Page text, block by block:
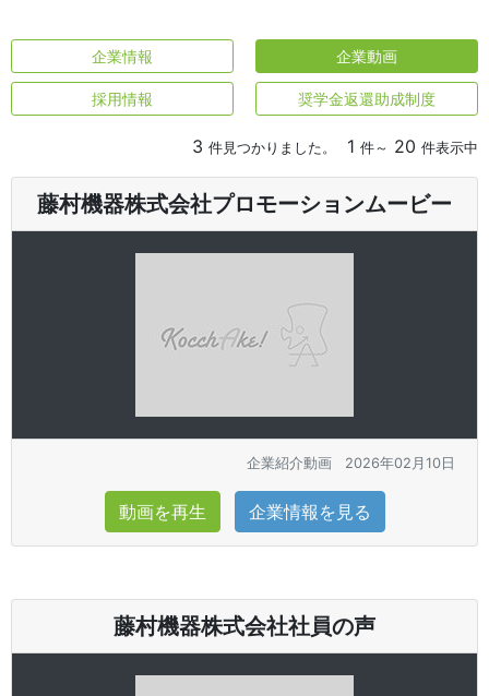
企業情報 企業動画
採用情報 奨学金返還助成制度
3 件見つかりました。 1 件～ 20 件表示中
藤村機器株式会社プロモーションムービー
企業紹介動画 2026年02月10日
動画を再生 企業情報を見る
藤村機器株式会社社員の声